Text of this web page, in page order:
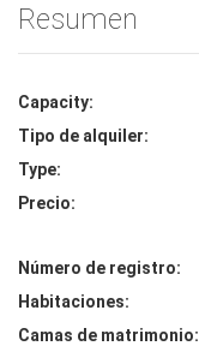
Resumen
Capacity:
Tipo de alquiler:
Type:
Precio:
Número de registro:
Habitaciones:
Camas de matrimonio: